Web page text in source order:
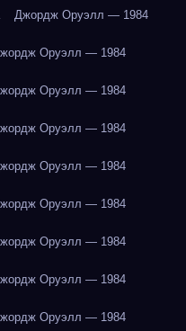
Джордж Оруэлл — 1984
Оруэлл — 1984
Оруэлл — 1984
Оруэлл — 1984
Оруэлл — 1984
Оруэлл — 1984
Оруэлл — 1984
Оруэлл — 1984
Оруэлл — 1984